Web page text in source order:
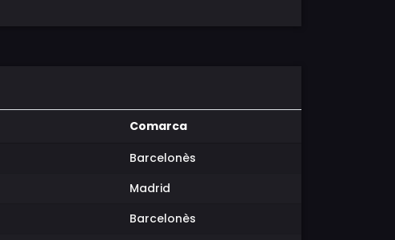
Comarca
Barcelonès
Madrid
Barcelonès